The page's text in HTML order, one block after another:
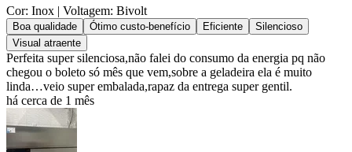
Cor: Inox | Voltagem: Bivolt
Boa qualidade Ótimo custo-benefício Eficiente
Silencioso
Visual atraente
Perfeita super silenciosa,não falei do consumo da energia pq não
chegou o boleto só mês que vem,sobre a geladeira ela é muito
linda…veio super embalada,rapaz da entrega super gentil.
há cerca de 1 mês